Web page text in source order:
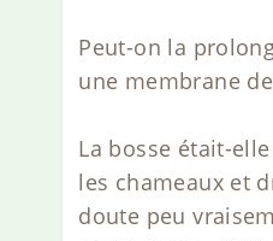
Peut-on la
une membrane
La bosse était-
les chameaux et
doute peu